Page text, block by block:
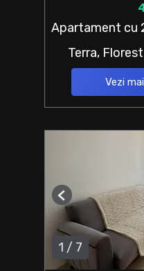
Apartament cu
Terra,
Vezi
1 / 7
Previous